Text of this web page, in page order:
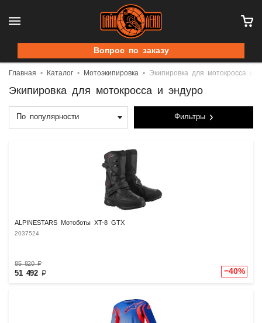
Вопрос по заказу
Главная Каталог Мотоэкипировка Экипировка для мотокросса и
Экипировка для мотокросса и эндуро
По популярности Фильтры
ALPINESTARS Мотоботы XT-8 GTX
2037524
85 820₽
51 492 ₽ −40%